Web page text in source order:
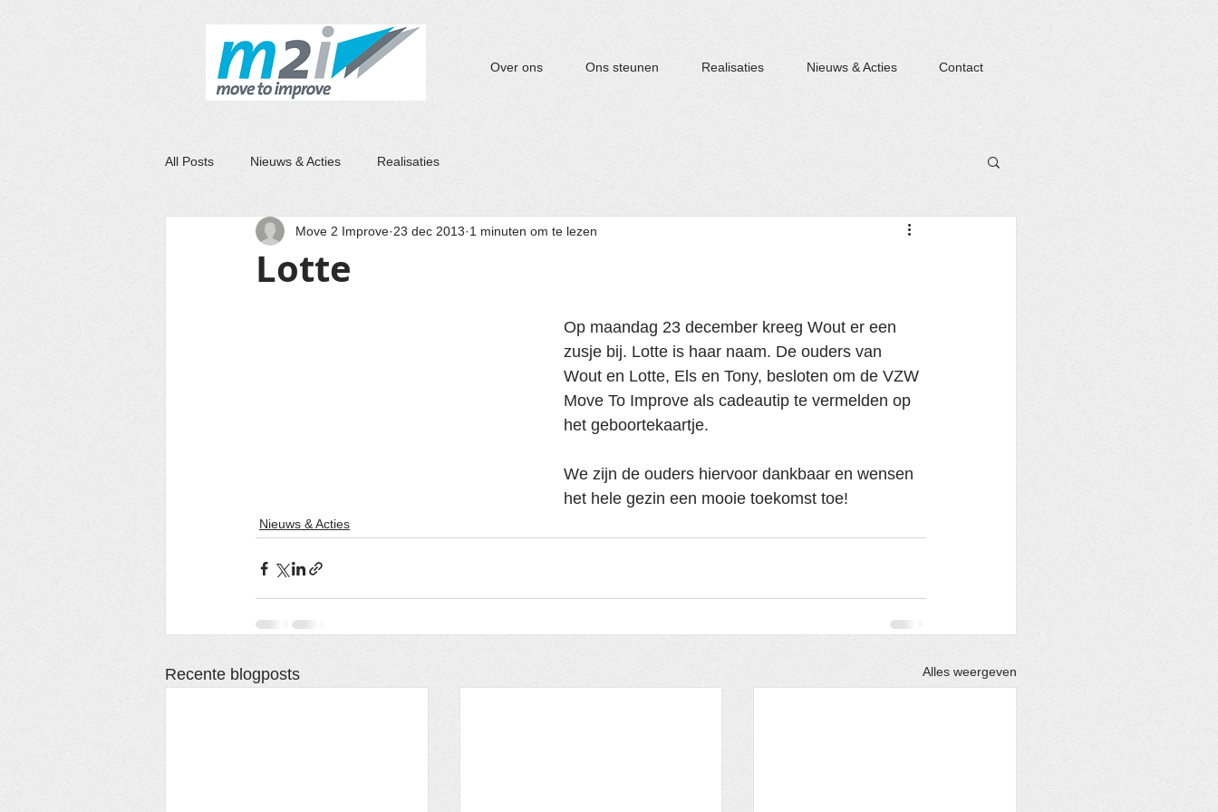
M2I Over ons Ons steunen Realisaties Nieuws & Acties Contact
All Posts Nieuws & Acties Realisaties
Lotte
Move 2 Improve 23 dec 2013 1 minuten om te lezen
Op maandag 23 december kreeg Wout er een
zusje bij. Lotte is haar naam. De ouders van
Wout en Lotte, Els en Tony, besloten om de VZW
Move To Improve als cadeautip te vermelden op
het geboortekaartje.
We zijn de ouders hiervoor dankbaar en wensen
het hele gezin een mooie toekomst toe!
Nieuws & Acties
Recente blogposts Alles weergeven